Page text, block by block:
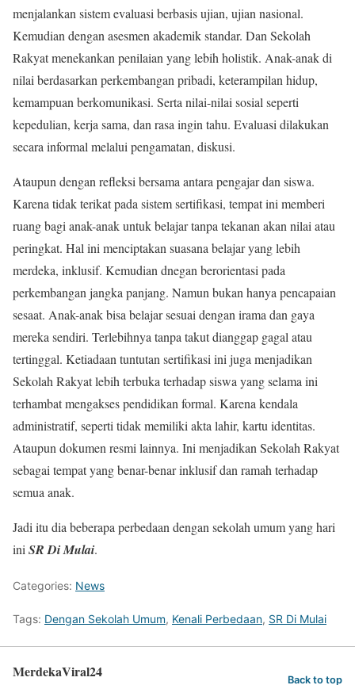
menjalankan sistem evaluasi berbasis ujian, ujian nasional.
Kemudian dengan asesmen akademik standar. Dan Sekolah
Rakyat menekankan penilaian yang lebih holistik. Anak-anak di
nilai berdasarkan perkembangan pribadi, keterampilan hidup,
kemampuan berkomunikasi. Serta nilai-nilai sosial seperti
kepedulian, kerja sama, dan rasa ingin tahu. Evaluasi dilakukan
secara informal melalui pengamatan, diskusi.
Ataupun dengan refleksi bersama antara pengajar dan siswa.
Karena tidak terikat pada sistem sertifikasi, tempat ini memberi
ruang bagi anak-anak untuk belajar tanpa tekanan akan nilai atau
peringkat. Hal ini menciptakan suasana belajar yang lebih
merdeka, inklusif. Kemudian dnegan berorientasi pada
perkembangan jangka panjang. Namun bukan hanya pencapaian
sesaat. Anak-anak bisa belajar sesuai dengan irama dan gaya
mereka sendiri. Terlebihnya tanpa takut dianggap gagal atau
tertinggal. Ketiadaan tuntutan sertifikasi ini juga menjadikan
Sekolah Rakyat lebih terbuka terhadap siswa yang selama ini
terhambat mengakses pendidikan formal. Karena kendala
administratif, seperti tidak memiliki akta lahir, kartu identitas.
Ataupun dokumen resmi lainnya. Ini menjadikan Sekolah Rakyat
sebagai tempat yang benar-benar inklusif dan ramah terhadap
semua anak.
Jadi itu dia beberapa perbedaan dengan sekolah umum yang hari
ini SR Di Mulai.
Categories: News
Tags: Dengan Sekolah Umum, Kenali Perbedaan, SR Di Mulai
MerdekaViral24 Back to top